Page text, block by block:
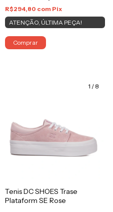
R$294,80 com Pix
ATENÇÃO, ÚLTIMA PEÇA!
Comprar
1 / 8
Tenis DC SHOES Trase
Plataform SE Rose